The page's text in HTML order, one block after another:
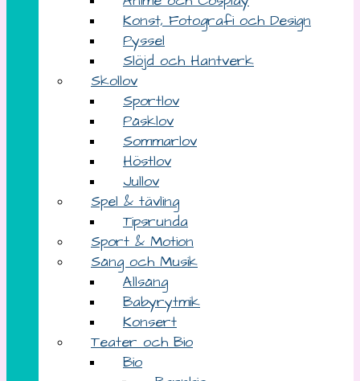
Konst, Fotografi och Design
Pyssel
Slöjd och Hantverk
Skollov
Sportlov
Påsklov
Sommarlov
Höstlov
Jullov
Spel & tävling
Tipsrunda
Sport & Motion
Sång och Musik
Allsång
Babyrytmik
Konsert
Teater och Bio
Bio